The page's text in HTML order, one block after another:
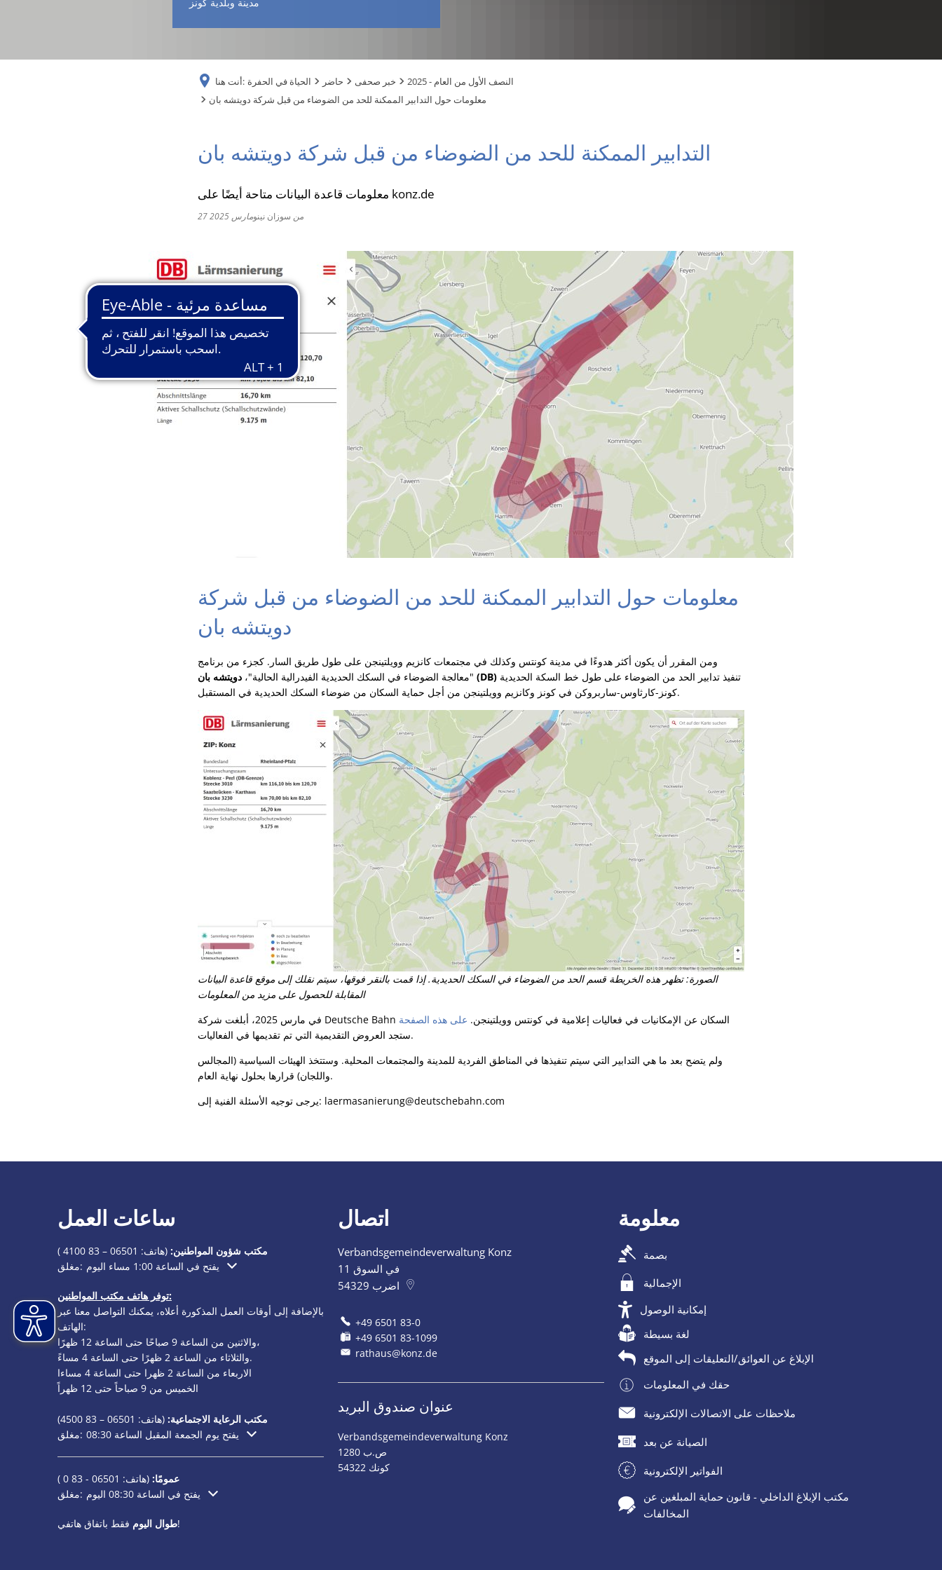
أنت هنا: الحياة في الحفرة حاضر خبر صحفى
2025 - النصف الأول من العام
معلومات حول التدابير الممكنة للحد من الضوضاء من قبل شركة دويتشه بان
التدابير الممكنة للحد من الضوضاء من قبل شركة دويتشه بان
معلومات قاعدة البيانات متاحة أيضًا على konz.de
27 مارس 2025 من سوزان نينو
معلومات حول التدابير الممكنة للحد من الضوضاء من قبل شركة
دويتشه بان
ومن المقرر أن يكون أكثر هدوءًا في مدينة كونتس وكذلك في مجتمعات كانزيم وويلتينجن على طول طريق السار. كجزء من برنامج
"معالجة الضوضاء في السكك الحديدية الفيدرالية الحالية"، دويتشه بان (DB)
كونز-كارثاوس-ساربروكن في كونز وكانزيم وويلتينجن من أجل حماية السكان من ضوضاء السكك الحديدية في المستقبل.
الصورة: تظهر هذه الخريطة قسم الحد من الضوضاء في السكك الحديدية. إذا قمت بالنقر فوقها، سيتم نقلك إلى موقع قاعدة البيانات
المقابلة للحصول على مزيد من المعلومات
في مارس 2025، أبلغت شركة Deutsche Bahn السكان عن الإمكانيات في فعاليات إعلامية في كونتس وويلتينجن. على هذه الصفحة
ستجد العروض التقديمية التي تم تقديمها في الفعاليات.
ولم يتضح بعد ما هي التدابير التي سيتم تنفيذها في المناطق الفردية للمدينة والمجتمعات المحلية. وستتخذ الهيئات السياسية (المجالس
واللجان) قرارها بحلول نهاية العام.
يرجى توجيه الأسئلة الفنية إلى: laermasanierung@deutschebahn.com
ساعات العمل
مكتب شؤون المواطنين: (هاتف:
)
انقر لإخفاء أوقات الفتح أو الإغلاق الإضافية
مغلق: يفتح في الساعة 1:00 مساء اليوم
توفر هاتف مكتب المواطنين:
بالإضافة إلى أوقات العمل المذكورة أعلاه، يمكنك التواصل معنا عبر
الهاتف:
والاثنين من الساعة 9 صباحًا حتى الساعة 12 ظهرًا،
والثلاثاء من الساعة 2 ظهرًا حتى الساعة 4 مساءً.
الاربعاء من الساعة 2 ظهرا حتى الساعة 4 مساءا
الخميس من 9 صباحاً حتى 12 ظهراً
مكتب الرعاية الاجتماعية: (هاتف:
انقر لإخفاء أوقات الفتح أو الإغلاق الإضافية
مغلق: يفتح يوم الجمعة المقبل الساعة 08:30
عمومًا: (هاتف:
)
انقر لإخفاء أوقات الفتح أو الإغلاق الإضافية
مغلق: يفتح في الساعة 08:30 اليوم
طوال اليومفقط باتفاق هاتفي!
اتصال
Verbandsgemeindeverwaltung Konz
في السوق 11
54329 اضرب
+49 6501 83-0
+49 6501 83-1099
rathaus@konz.de
عنوان صندوق البريد
Verbandsgemeindeverwaltung Konz
ص.ب 1280
54322 كونك
معلومة
بصمة
الإجمالية
إمكانية الوصول
لغة بسيطة
الإبلاغ عن العوائق/التعليقات إلى الموقع
حقك في المعلومات
ملاحظات على الاتصالات الإلكترونية
الصيانة عن بعد
الفواتير الإلكترونية
مكتب الإبلاغ الداخلي - قانون حماية المبلغين عن
المخالفات